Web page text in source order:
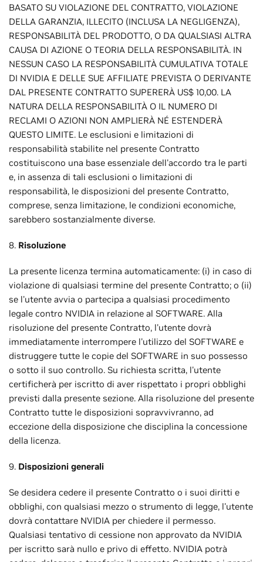
BASATO SU VIOLAZIONE DEL CONTRATTO, VIOLAZIONE
DELLA GARANZIA, ILLECITO (INCLUSA LA NEGLIGENZA),
RESPONSABILITÀ DEL PRODOTTO, O DA QUALSIASI ALTRA
CAUSA DI AZIONE O TEORIA DELLA RESPONSABILITÀ. IN
NESSUN CASO LA RESPONSABILITÀ CUMULATIVA TOTALE
DI NVIDIA E DELLE SUE AFFILIATE PREVISTA O DERIVANTE
DAL PRESENTE CONTRATTO SUPERERÀ US$ 10,00. LA
NATURA DELLA RESPONSABILITÀ O IL NUMERO DI
RECLAMI O AZIONI NON AMPLIERÀ NÉ ESTENDERÀ
QUESTO LIMITE. Le esclusioni e limitazioni di
responsabilità stabilite nel presente Contratto
costituiscono una base essenziale dell'accordo tra le parti
e, in assenza di tali esclusioni o limitazioni di
responsabilità, le disposizioni del presente Contratto,
comprese, senza limitazione, le condizioni economiche,
sarebbero sostanzialmente diverse.
8. Risoluzione
La presente licenza termina automaticamente: (i) in caso di
violazione di qualsiasi termine del presente Contratto; o (ii)
se l'utente avvia o partecipa a qualsiasi procedimento
legale contro NVIDIA in relazione al SOFTWARE. Alla
risoluzione del presente Contratto, l'utente dovrà
immediatamente interrompere l'utilizzo del SOFTWARE e
distruggere tutte le copie del SOFTWARE in suo possesso
o sotto il suo controllo. Su richiesta scritta, l'utente
certificherà per iscritto di aver rispettato i propri obblighi
previsti dalla presente sezione. Alla risoluzione del presente
Contratto tutte le disposizioni sopravvivranno, ad
eccezione della disposizione che disciplina la concessione
della licenza.
9. Disposizioni generali
Se desidera cedere il presente Contratto o i suoi diritti e
obblighi, con qualsiasi mezzo o strumento di legge, l'utente
dovrà contattare NVIDIA per chiedere il permesso.
Qualsiasi tentativo di cessione non approvato da NVIDIA
per iscritto sarà nullo e privo di effetto. NVIDIA potrà